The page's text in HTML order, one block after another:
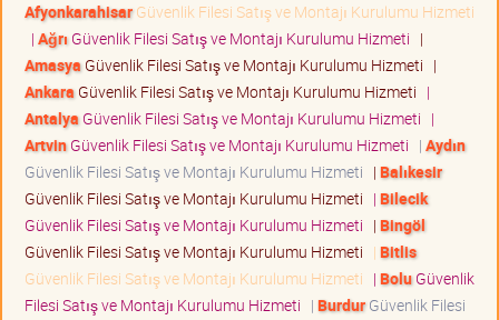
AfyonkarahisarGüvenlik Filesi Satış ve Montajı Kurulumu Hizmeti
| Ağrı Güvenlik Filesi Satış ve Montajı Kurulumu Hizmeti |
Amasya Güvenlik Filesi Satış ve Montajı Kurulumu Hizmeti |
Ankara Güvenlik Filesi Satış ve Montajı Kurulumu Hizmeti |
Antalya Güvenlik Filesi Satış ve Montajı Kurulumu Hizmeti |
ArtvinGüvenlik Filesi Satış ve Montajı Kurulumu Hizmeti | Aydın
Güvenlik Filesi Satış ve Montajı Kurulumu Hizmeti | Balıkesir
Güvenlik Filesi Satış ve Montajı Kurulumu Hizmeti | Bilecik
Güvenlik Filesi Satış ve Montajı Kurulumu Hizmeti | Bingöl
Güvenlik Filesi Satış ve Montajı Kurulumu Hizmeti | Bitlis
Güvenlik Filesi Satış ve Montajı Kurulumu Hizmeti | BoluGüvenlik
Filesi Satış ve Montajı Kurulumu Hizmeti | BurdurGüvenlik Filesi